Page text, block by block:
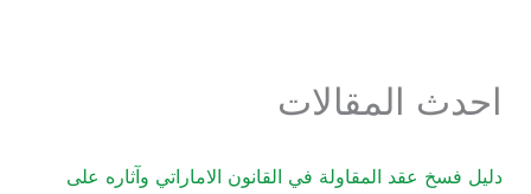
احدث المقالات
دليل فسخ عقد المقاولة في القانون الاماراتي وآثاره على